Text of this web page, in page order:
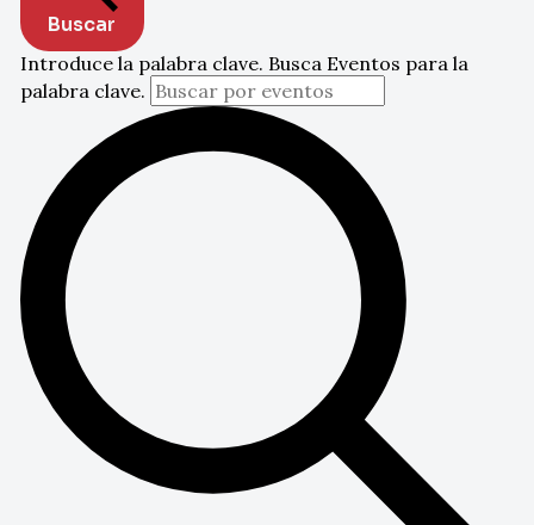
Buscar
Introduce la palabra clave. Busca Eventos para la
palabra clave.